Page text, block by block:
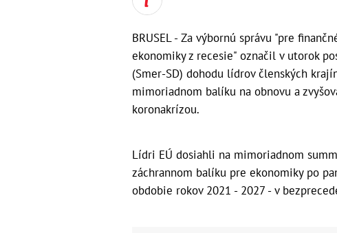
BRUSEL - Za výbornú správu "pre
ekonomiky z recesie" označil v utorok
(Smer-SD) dohodu lídrov členských
mimoriadnom balíku na obnovu a
koronakrízou.
Lídri EÚ dosiahli na mimoriadnom
záchrannom balíku pre ekonomiky po
obdobie rokov 2021 - 2027 - v